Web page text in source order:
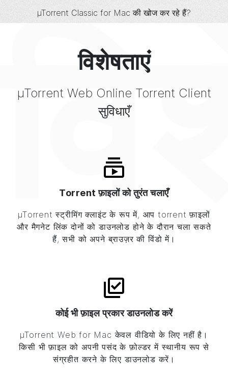
µTorrent Classic for Mac की खोज कर रहे हैं?
विशेषताएं
µTorrent Web Online Torrent Client
सुविधाएँ
Torrent फ़ाइलों को तुरंत चलाएँ
µTorrent स्ट्रीमिंग क्लाइंट के रूप में, आप torrent फ़ाइलों
और मैगनेट लिंक दोनों को डाउनलोड होने के दौरान चला सकते
हैं, सभी को अपने ब्राउज़र की विंडो में।
कोई भी फ़ाइल प्रकार डाउनलोड करें
µTorrent Web for Mac केवल वीडियो के लिए नहीं है।
किसी भी फ़ाइल को अपनी पसंद के फ़ोल्डर में स्थानीय रूप से
संग्रहीत करने के लिए डाउनलोड करें।